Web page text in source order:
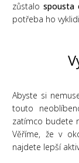
zůstalospousta
potřeba ho
Abyste si
touto
zatímco budete
Věříme, že v
najdete lepší